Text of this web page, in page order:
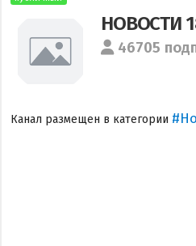
НОВОСТИ
46705
Канал размещен в категории